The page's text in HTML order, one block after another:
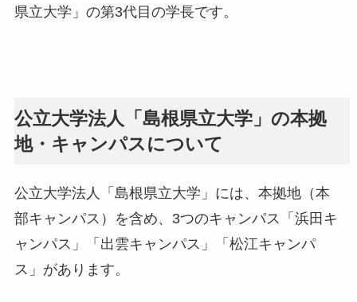
県立大学」の第3代目の学長です。
公立大学法人「島根県立大学」の本拠
地・キャンパスについて
公立大学法人「島根県立大学」には、本拠地（本
部キャンパス）を含め、3つのキャンパス「浜田キ
ャンパス」「出雲キャンパス」「松江キャンパ
ス」があります。